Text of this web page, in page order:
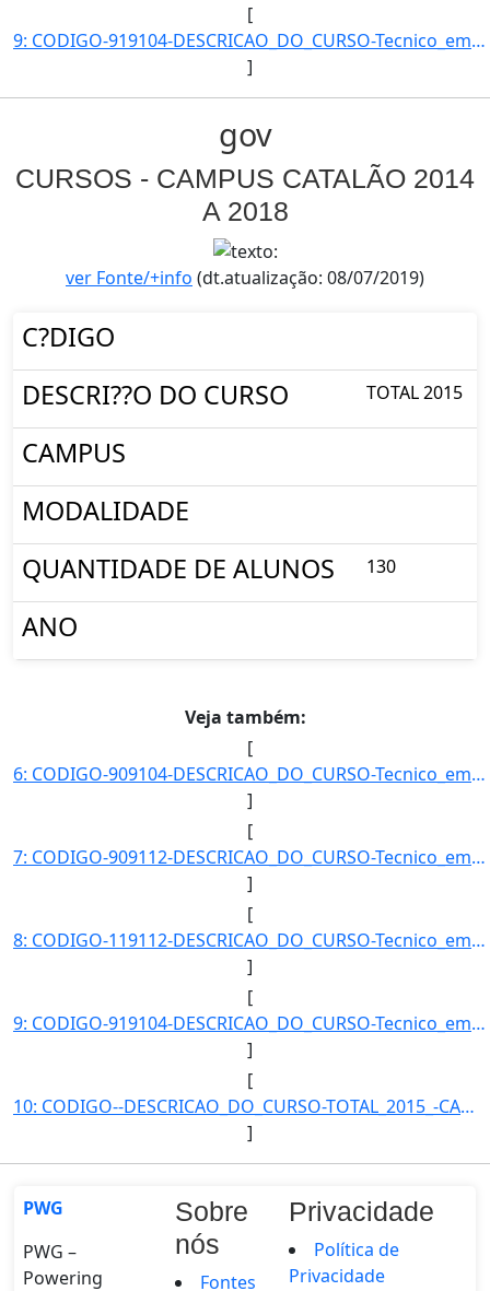
[
9: CODIGO-919104-DESCRICAO_DO_CURSO-Tecnico_em_Mineracao_Integrado_ao_Ensino_Medio_-_Catalao-CAMPUS-CMP]
]
gov
CURSOS - CAMPUS CATALÃO 2014
A 2018
ver Fonte/+info (dt.atualização: 08/07/2019)
C?DIGO
DESCRI??O DO CURSO
TOTAL 2015
CAMPUS
MODALIDADE
QUANTIDADE DE ALUNOS
130
ANO
Veja também:
[
6: CODIGO-909104-DESCRICAO_DO_CURSO-Tecnico_em_Informatica_Integrado_ao_Ensino_Medio_-_Catalao-CAMPUS-C]
]
[
7: CODIGO-909112-DESCRICAO_DO_CURSO-Tecnico_em_Informatica_-_Catalao-CAMPUS-CMPACAT-MODALIDADE-Subseque]
]
[
8: CODIGO-119112-DESCRICAO_DO_CURSO-Tecnico_em_Mineracao_-_Catalao_(vespertino)-CAMPUS-CMPACAT-MODALIDA]
]
[
9: CODIGO-919104-DESCRICAO_DO_CURSO-Tecnico_em_Mineracao_Integrado_ao_Ensino_Medio_-_Catalao-CAMPUS-CMP]
]
[
10: CODIGO--DESCRICAO_DO_CURSO-TOTAL_2015_-CAMPUS--MODALIDADE--QUANTIDADE_DE_ALUNOS-130}]
]
PWG
PWG –
Powering
Sobre
nós
Fontes
Privacidade
Política de
Privacidade